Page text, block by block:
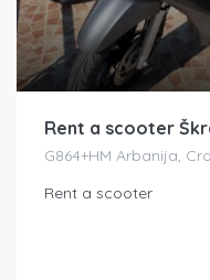
Rent a scooter
G864+HM Arbanija,
Rent a scooter